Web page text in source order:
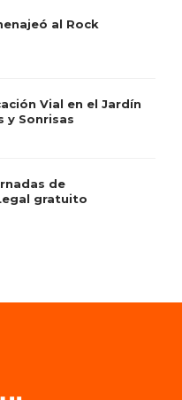
al Rock
Vial en el Jardín
y Sonrisas
de
gratuito